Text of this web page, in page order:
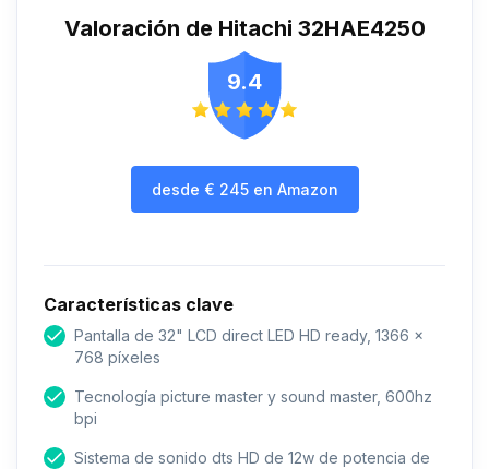
Valoración de Hitachi 32HAE4250
9.4
desde € 245en Amazon
Características clave
Pantalla de 32" LCD direct LED HD ready, 1366 x
768 píxeles
Tecnología picture master y sound master, 600hz
bpi
Sistema de sonido dts HD de 12w de potencia de